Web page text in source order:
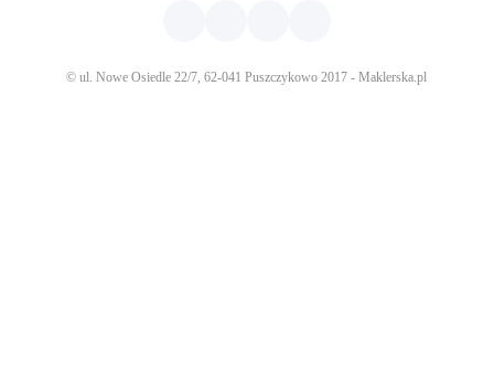
© ul. Nowe Osiedle 22/7, 62-041 Puszczykowo 2017 - Maklerska.pl